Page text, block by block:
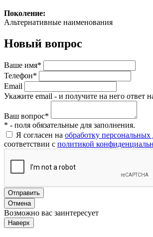
Поколение:
Альтернативные наименования
Новый вопрос
Ваше имя*
Телефон*
Email
Укажите email - и получите на него ответ
Ваш вопрос*
* - поля обязательные для заполнения.
Я согласен на обработку
соответствии с политикой
Отправить
Отмена
Возможно вас заинтересует
Наверх